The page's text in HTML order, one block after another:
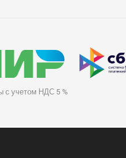
с учетом НДС 5 %